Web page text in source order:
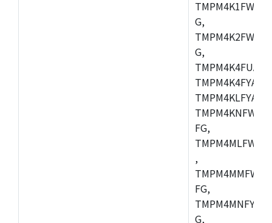
G,
G,
FG,
,
FG,
G,